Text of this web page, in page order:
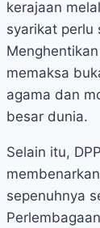
kerajaan
syarikat perlu
memaksa
agama dan
besar dunia.
Selain itu,
sepenuhnya